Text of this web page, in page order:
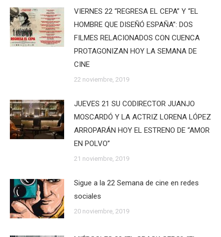
VIERNES 22 “REGRESA EL CEPA” Y “EL
HOMBRE QUE DISEÑÓ ESPAÑA”: DOS
FILMES RELACIONADOS CON CUENCA
PROTAGONIZAN HOY LA SEMANA DE
CINE
22 noviembre, 2019
JUEVES 21 SU CODIRECTOR JUANJO
MOSCARDÓ Y LA ACTRIZ LORENA LÓPEZ
ARROPARÁN HOY EL ESTRENO DE “AMOR
EN POLVO”
21 noviembre, 2019
Sigue a la 22 Semana de cine en redes
sociales
20 noviembre, 2019